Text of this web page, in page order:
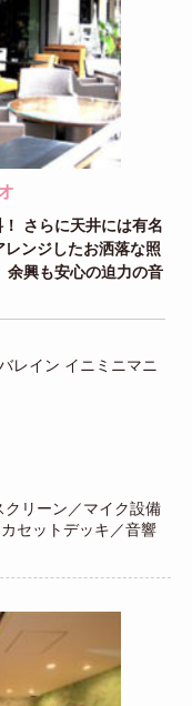
さらに天井には有名
ンジしたお洒落な照
余興も安心の迫力の音
レイン イニミニマニ
リーン／マイク設備
セットデッキ／音響